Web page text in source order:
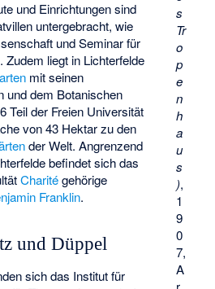
s
Tr
o
p
e
n
h
a
u
s
),
1
9
0
7,
A
und Einrichtungen sind
untergebracht, wie
und Seminar für
liegt in Lichterfelde
mit seinen
und dem Botanischen
Teil der Freien Universität
von 43 Hektar zu den
der Welt. Angrenzend
befindet sich das
Charitégehörige
Franklin.
und Düppel
sich das Institut für